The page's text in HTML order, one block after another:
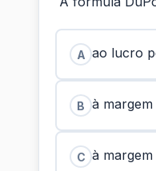
A ao lucro
B à
C à